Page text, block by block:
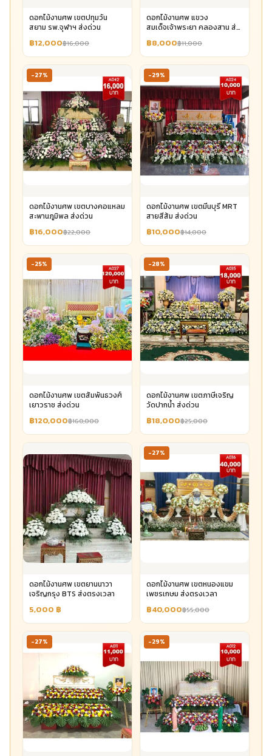
ดอกไม้งานศพ เขตปทุมวัน
สยาม รพ.จุฬาฯ ส่งด่วน
฿12,000฿16,000
ดอกไม้งานศพ แขวง
สมเด็จเจ้าพระยา คลองสาน ส่ง
฿8,000฿11,000
-27%
ดอกไม้งานศพ เขตบางคอแหลม
สะพานภูมิพล ส่งด่วน
฿16,000฿22,000
-29%
ดอกไม้งานศพ เขตมีนบุรี MRT
สายสีส้ม ส่งด่วน
฿10,000฿14,000
-25%
ดอกไม้งานศพ เขตสัมพันธวงศ์
เยาวราช ส่งด่วน
฿120,000฿160,000
-28%
ดอกไม้งานศพ เขตภาษีเจริญ
วัดปากน้ำ ส่งด่วน
฿18,000฿25,000
ดอกไม้งานศพ เขตยานนาวา
เจริญกรุง BTS ส่งตรงเวลา
5,000 ฿
-27%
ดอกไม้งานศพ เขตหนองแขม
เพชรเกษม ส่งตรงเวลา
฿40,000฿55,000
-27% -29%